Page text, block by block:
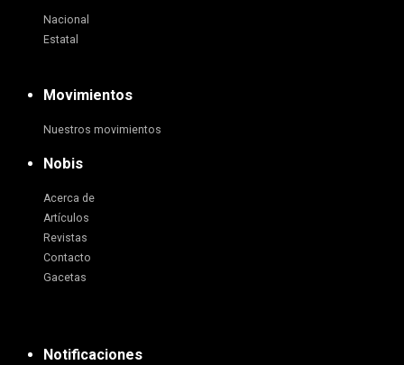
Nacional
Estatal
Movimientos
Nuestros movimientos
Nobis
Acerca de
Artículos
Revistas
Contacto
Gacetas
Notificaciones